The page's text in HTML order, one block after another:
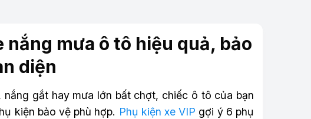
mưa ô tô hiệu quả, bảo
diện
gắt hay mưa lớn bất chợt, chiếc ô tô của bạn
kiện bảo vệ phù hợp. Phụ kiện xe VIP gợi ý 6 phụ